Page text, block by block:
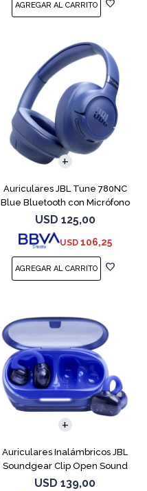
Auriculares JBL Tune 780NC
Blue Bluetooth con Micrófono
USD 125,00
USD 106,25
Auriculares Inalámbricos JBL
Soundgear Clip Open Sound
Azul
USD 139,00